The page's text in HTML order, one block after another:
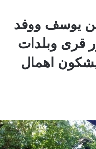
يوسف ووفد
قرى وبلدات
اهمال